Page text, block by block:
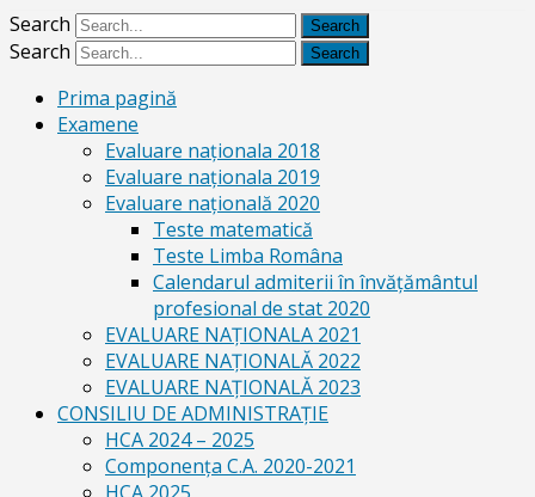
Search
Search
Prima pagină
Examene
Evaluare naționala 2018
Evaluare naționala 2019
Evaluare națională 2020
Teste matematică
Teste Limba Româna
Calendarul admiterii în învăţământul
profesional de stat 2020
EVALUARE NAȚIONALA 2021
EVALUARE NAŢIONALĂ 2022
EVALUARE NAŢIONALĂ 2023
CONSILIU DE ADMINISTRAȚIE
HCA 2024 – 2025
Componența C.A. 2020-2021